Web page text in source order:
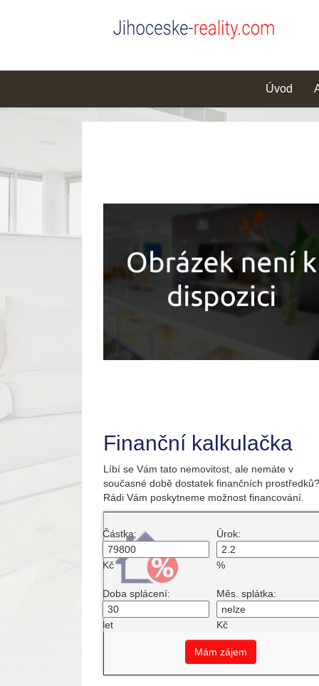
Úvod
Finanční kalkulačka
Líbí se Vám tato nemovitost, ale nemáte v
současné době dostatek finančních prostředků?
Rádi Vám poskytneme možnost financování.
Částka:
Kč
Úrok:
%
Doba splácení:
let
Měs. splátka:
Kč
Mám zájem